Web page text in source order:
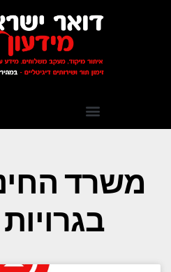
משרד
בגרויות 2021